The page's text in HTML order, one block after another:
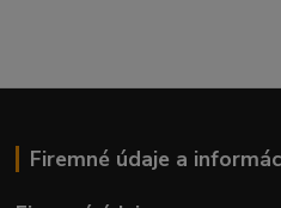
Firemné údaje a